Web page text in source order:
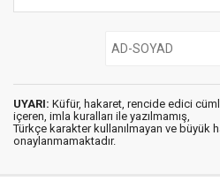
UYARI: Küfür, hakaret, rencide edici
içeren, imla kuralları ile yazılmamış,
Türkçe karakter kullanılmayan ve büyük
onaylanmamaktadır.